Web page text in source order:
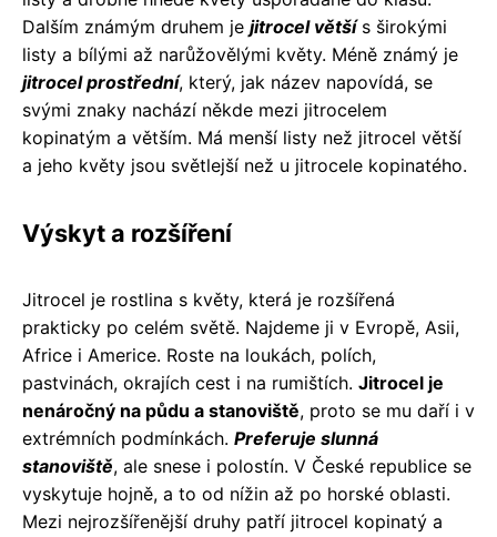
Dalším známým druhem je jitrocel většís širokými
listy a bílými až narůžovělými květy. Méně známý je
jitrocel prostřední, který, jak název napovídá, se
svými znaky nachází někde mezi jitrocelem
kopinatým a větším. Má menší listy než jitrocel větší
a jeho květy jsou světlejší než u jitrocele kopinatého.
Výskyt a rozšíření
Jitrocel je rostlina s květy, která je rozšířená
prakticky po celém světě. Najdeme ji v Evropě, Asii,
Africe i Americe. Roste na loukách, polích,
pastvinách, okrajích cest i na rumištích. Jitrocel je
nenáročný na půdu a stanoviště, proto se mu daří i v
extrémních podmínkách. Preferuje slunná
stanoviště, ale snese i polostín. V České republice se
vyskytuje hojně, a to od nížin až po horské oblasti.
Mezi nejrozšířenější druhy patří jitrocel kopinatý a